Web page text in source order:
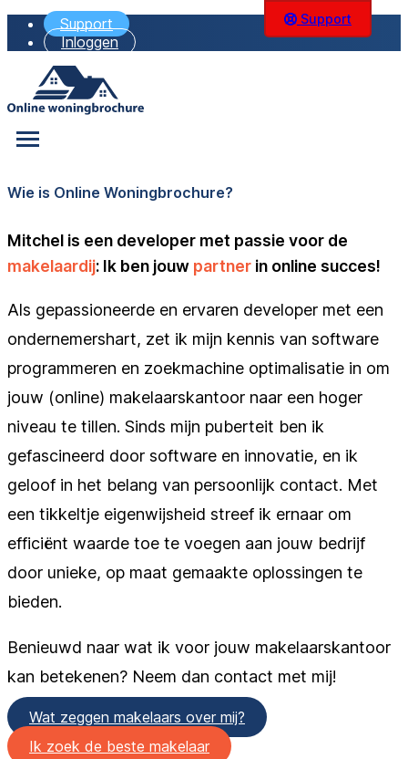
Support
Inloggen
Wie is Online Woningbrochure?
Mitchel is een developer met passie voor de
makelaardij: Ik ben jouw partner in online succes!
Als gepassioneerde en ervaren developer met een
ondernemershart, zet ik mijn kennis van software
programmeren en zoekmachine optimalisatie in om
jouw (online) makelaarskantoor naar een hoger
niveau te tillen. Sinds mijn puberteit ben ik
gefascineerd door software en innovatie, en ik
geloof in het belang van persoonlijk contact. Met
een tikkeltje eigenwijsheid streef ik ernaar om
efficiënt waarde toe te voegen aan jouw bedrijf
door unieke, op maat gemaakte oplossingen te
bieden.
Benieuwd naar wat ik voor jouw makelaarskantoor
kan betekenen? Neem dan contact met mij!
Wat zeggen makelaars over mij?
Ik zoek de beste makelaar
Support